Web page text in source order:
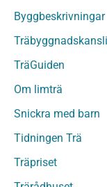
Träpanel och
Träpanel och
Trägolv
Sågat virke
Sågat virke
Övriga
Byggbeskrivningar
TräGuiden
Om limträ
Snickra med barn
Tidningen Trä
Träpriset